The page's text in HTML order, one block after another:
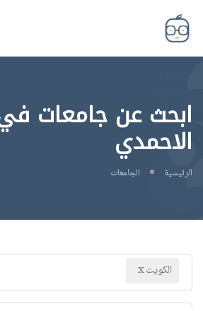
ابحث عن جامعات
الاحمدي
الرئيسية الجامعات
الكويت